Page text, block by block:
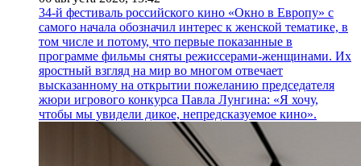
34-й фестиваль российского кино «Окно в Европу» с
самого начала обозначил интерес к женской тематике, в
том числе и потому, что первые показанные в
программе фильмы сняты режиссерами-женщинами. Их
яростный взгляд на мир во многом отвечает
высказанному на открытии пожеланию председателя
жюри игрового конкурса Павла Лунгина: «Я хочу,
чтобы мы увидели дикое, непредсказуемое кино».